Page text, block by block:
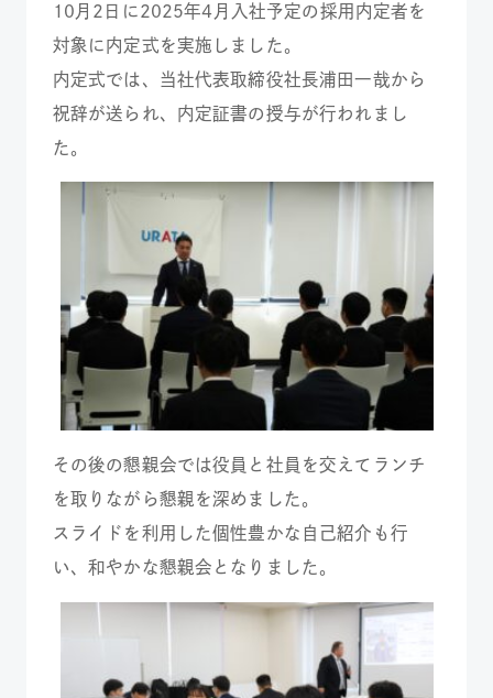
10月2日に2025年4月入社予定の採用内定者を
対象に内定式を実施しました。
内定式では、当社代表取締役社長浦田一哉から
祝辞が送られ、内定証書の授与が行われまし
た。
その後の懇親会では役員と社員を交えてランチ
を取りながら懇親を深めました。
スライドを利用した個性豊かな自己紹介も行
い、和やかな懇親会となりました。